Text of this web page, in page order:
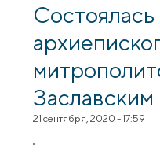
Состоялась
21 сентября, 2020 - 17:59